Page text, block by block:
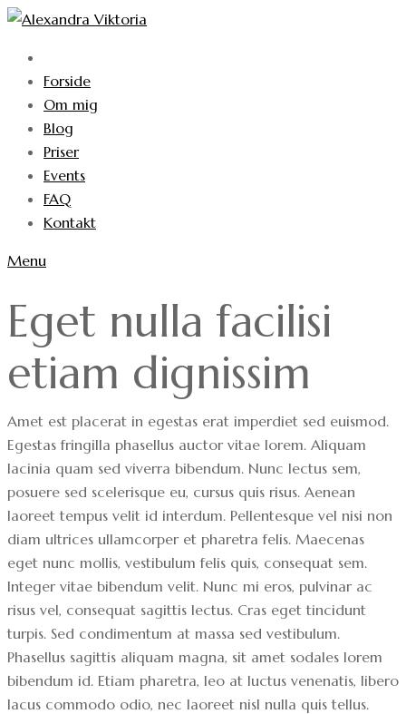
Skip
content
Forside
Om mig
Blog
Priser
Events
FAQ
Kontakt
Menu
Eget nulla facilisi
etiam dignissim
Amet est placerat in egestas erat imperdiet sed euismod.
Egestas fringilla phasellus auctor vitae lorem. Aliquam
lacinia quam sed viverra bibendum. Nunc lectus sem,
posuere sed scelerisque eu, cursus quis risus. Aenean
laoreet tempus velit id interdum. Pellentesque vel nisi non
diam ultrices ullamcorper et pharetra felis. Maecenas
eget nunc mollis, vestibulum felis quis, consequat sem.
Integer vitae bibendum velit. Nunc mi eros, pulvinar ac
risus vel, consequat sagittis lectus. Cras eget tincidunt
turpis. Sed condimentum at massa sed vestibulum.
Phasellus sagittis aliquam magna, sit amet sodales lorem
bibendum id. Etiam pharetra, leo at luctus venenatis, libero
lacus commodo odio, nec laoreet nisl nulla quis tellus.